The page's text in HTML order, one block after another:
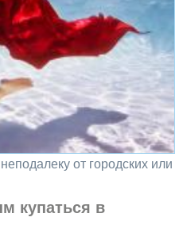
от городских или
купаться в